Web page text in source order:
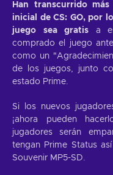
Han transcurrido
inicial de CS: GO, por
juego sea gratis a
comprado el juego
como un
de los juegos, junto
estado Prime.
Si los nuevos
¡ahora pueden
jugadores serán
tengan Prime Status
Souvenir MP5-SD.